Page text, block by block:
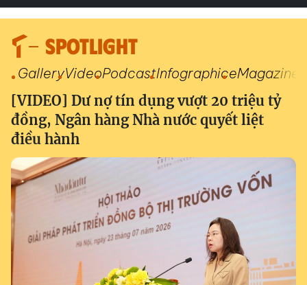
SPOTLIGHT
GalleryVideoPodcastInfographiceMagazine
[VIDEO] Dư nợ tín dụng vượt 20 triệu tỷ
đồng, Ngân hàng Nhà nước quyết liệt
điều hành